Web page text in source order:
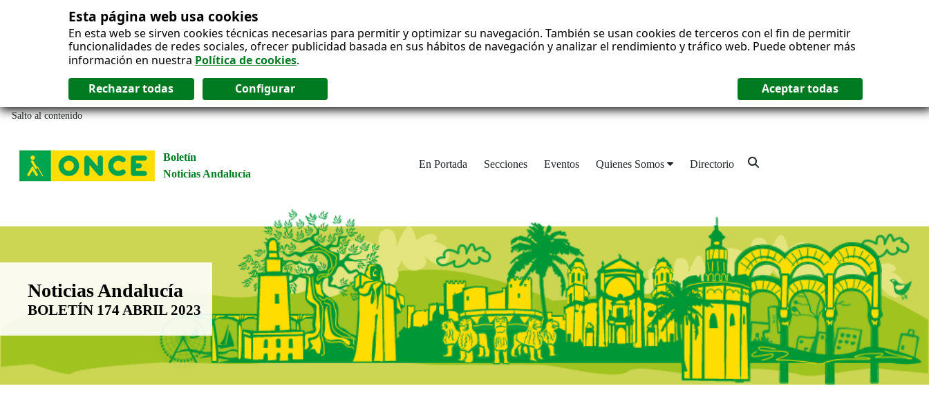
Esta página web usa cookies
En esta web se sirven cookies técnicas necesarias para permitir y optimizar su navegación. También se usan cookies de terceros con el fin de permitir
funcionalidades de redes sociales, ofrecer publicidad basada en sus hábitos de navegación y analizar el rendimiento y tráfico web. Puede obtener más
información en nuestra Política de cookies.
Salto al contenido
Boletín
Noticias Andalucía
En Portada Secciones Eventos Quienes Somos Directorio
Boletín Noticias Andalucía
Noticias Andalucía
BOLETÍN 174 ABRIL 2023